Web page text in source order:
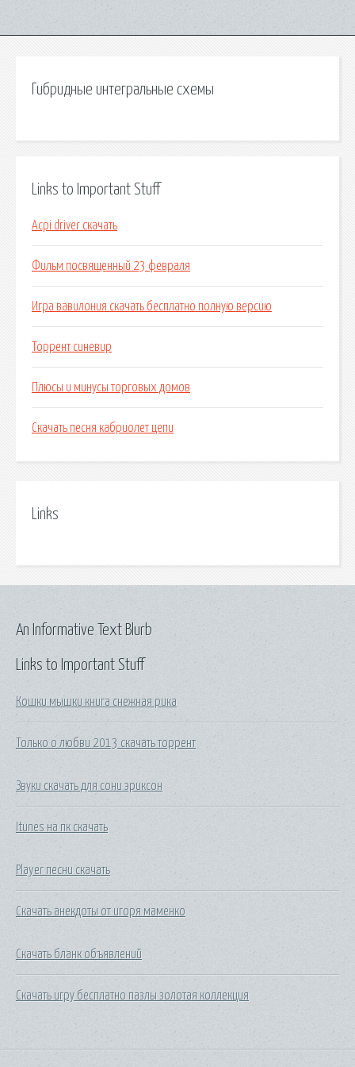
Гибридные интегральные схемы
Links to Important Stuff
Acpi driver скачать
Фильм посвященный 23 февраля
Игра вавилония скачать бесплатно полную версию
Торрент синевир
Плюсы и минусы торговых домов
Скачать песня кабриолет цепи
Links
Links to Important Stuff
Кошки мышки книга снежная рика
Только о любви 2013 скачать торрент
Звуки скачать для сони эриксон
Itunes на пк скачать
Player песни скачать
Скачать анекдоты от игоря маменко
Скачать бланк объявлений
Скачать игру бесплатно пазлы золотая коллекция
An Informative Text Blurb